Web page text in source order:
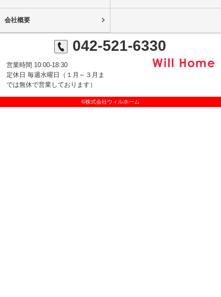
会社概要
042-521-6330
営業時間 10:00-18:30
定休日 毎週水曜日（１月～３月ま
では無休で営業しております）
©株式会社ウィルホーム